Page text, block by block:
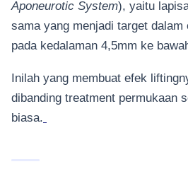
Aponeurotic System), yaitu
sama yang menjadi target
pada kedalaman 4,5mm ke
Inilah yang membuat efek
dibanding treatment permukaan
biasa.